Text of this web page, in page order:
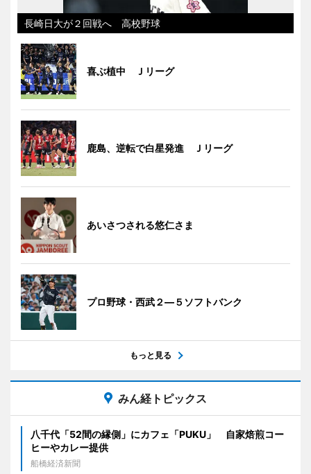
長崎日大が２回戦へ 高校野球
喜ぶ植中 Ｊリーグ
鹿島、逆転で白星発進 Ｊリーグ
あいさつされる悠仁さま
プロ野球・西武２―５ソフトバンク
もっと見る
みん経トピックス
八千代「52間の縁側」にカフェ「PUKU」 自家焙煎コー
ヒーやカレー提供
船橋経済新聞